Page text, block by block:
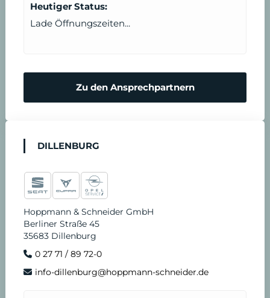
Heutiger Status:
Lade Öffnungszeiten...
Zu den Ansprechpartnern
DILLENBURG
Hoppmann & Schneider GmbH
Berliner Straße 45
35683 Dillenburg
0 27 71 / 89 72-0
info-dillenburg@hoppmann-schneider.de